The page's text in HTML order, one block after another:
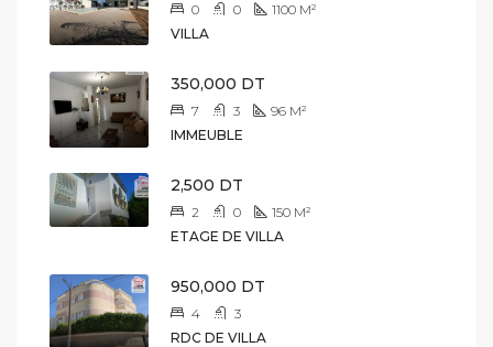
0 0 1100 M²
VILLA
350,000 DT
7 3 96 M²
IMMEUBLE
2,500 DT
2 0 150 M²
ETAGE DE VILLA
950,000 DT
4
3
RDC DE VILLA